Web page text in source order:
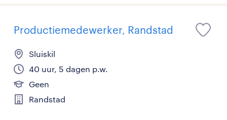
Productiemedewerker, Randstad
Sluiskil
40 uur, 5 dagen p.w.
Geen
Randstad